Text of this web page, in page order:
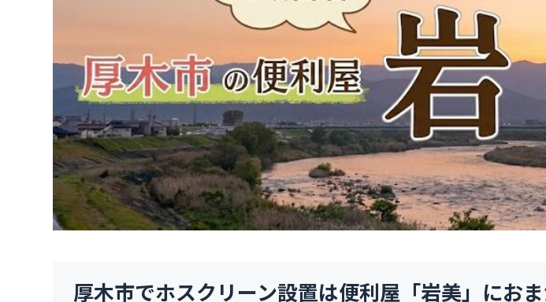
厚木市でホスクリーン設置は便利屋「岩美」にお